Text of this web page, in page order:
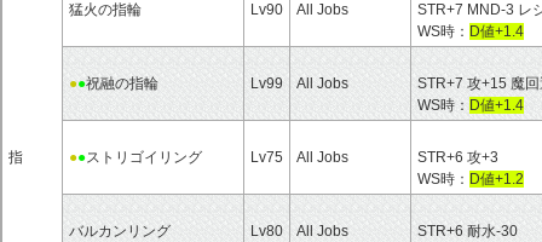
指
猛火の指輪 Lv90 All Jobs
STR+7 MND-3 レ
WS時： D値+1.4
●●祝融の指輪 Lv99 All Jobs
STR+7 攻+15 魔
WS時： D値+1.4
●●ストリゴイリング Lv75 All Jobs
STR+6 攻+3
WS時： D値+1.2
バルカンリング Lv80 All Jobs
STR+6 耐水-30